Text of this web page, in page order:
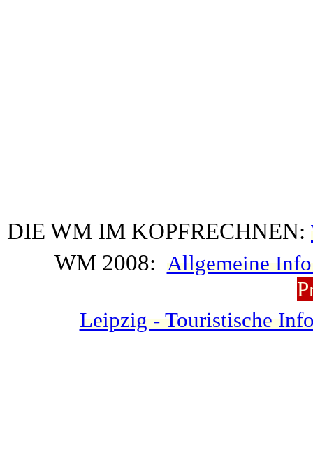
DIE WM IM KOPFRECHNEN:
WM 2008: Allgemeine
Leipzig - Touristische